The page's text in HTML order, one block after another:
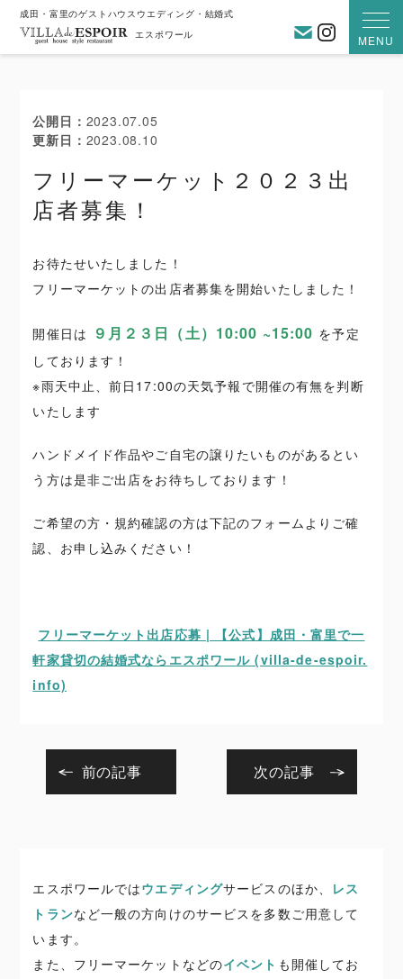
成田・富里のゲストハウスウエディング・結婚式
エスポワール
MENU
お問い合わ
公開日
2023.07.05
更新日
2023.08.10
フリーマーケット２０２３出
店者募集！
お待たせいたしました！
フリーマーケットの出店者募集を開始いたしました！
開催日は ９月２３日（土）10:00 ~15:00 を予定
しております！
※雨天中止、前日17:00の天気予報で開催の有無を判断
いたします
ハンドメイド作品やご自宅の譲りたいものがあるとい
う方は是非ご出店をお待ちしております！
ご希望の方・規約確認の方は下記のフォームよりご確
認、お申し込みください！
フリーマーケット出店応募 | 【公式】成田・富里で一
軒家貸切の結婚式ならエスポワール (villa-de-espoir.
info)
前の記事 次の記事
エスポワールではウエディングサービスのほか、 レス
トランなど一般の方向けのサービスを多数ご用意して
います。
また、フリーマーケットなどのイベント も開催してお